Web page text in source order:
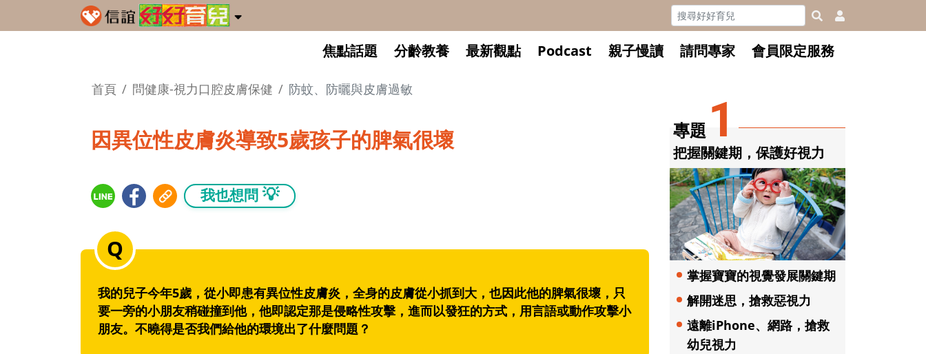
焦點話題 分齡教養 最新觀點 Podcast 親子慢讀 請問專家 會員限定服務
首頁 問健康-視力口腔皮膚保健 防蚊、防曬與皮膚過敏
因異位性皮膚炎導致5歲孩子的脾氣很壞
我也想問 💡
我的兒子今年5歲，從小即患有異位性皮膚炎，全身的皮膚從小抓到大，也因此他的脾氣很壞，只
要一旁的小朋友稍碰撞到他，他即認定那是侵略性攻擊，進而以發狂的方式，用言語或動作攻擊小
朋友。不曉得是否我們給他的環境出了什麼問題？
專題 1
把握關鍵期，保護好視力
掌握寶寶的視覺發展關鍵期
解開迷思，搶救惡視力
遠離iPhone、網路，搶救
幼兒視力